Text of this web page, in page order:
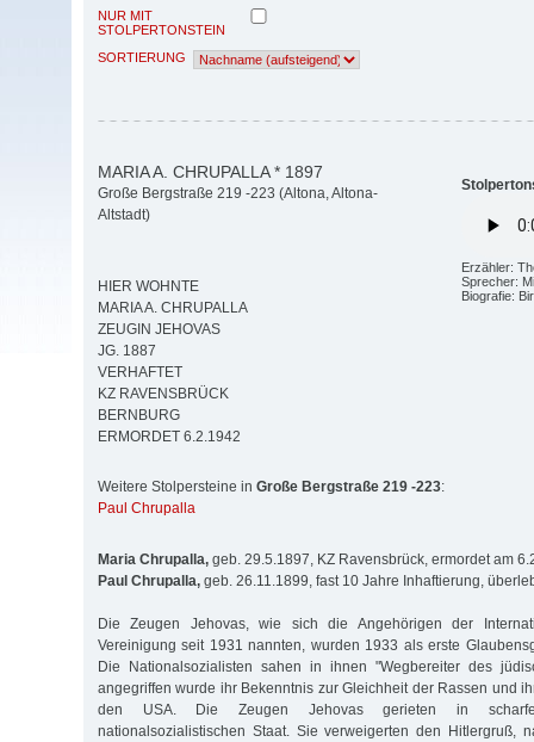
NUR MIT
STOLPERTONSTEIN
SORTIERUNG
Erzähler:
Sprecher:
Biografie:
MARIA A. CHRUPALLA * 1897
Große Bergstraße 219 -223 (Altona, Altona-
Altstadt)
HIER WOHNTE
MARIA A. CHRUPALLA
ZEUGIN JEHOVAS
JG. 1887
VERHAFTET
KZ RAVENSBRÜCK
BERNBURG
ERMORDET 6.2.1942
Weitere Stolpersteine in Große Bergstraße 219 -223:
Paul Chrupalla
Maria Chrupalla, geb. 29.5.1897, KZ Ravensbrück, ermordet am
Paul Chrupalla, geb. 26.11.1899, fast 10 Jahre Inhaftierung,
Die Zeugen Jehovas, wie sich die Angehörigen der
Vereinigung seit 1931 nannten, wurden 1933 als erste
Die Nationalsozialisten sahen in ihnen "Wegbereiter des
angegriffen wurde ihr Bekenntnis zur Gleichheit der Rassen und
den USA. Die Zeugen Jehovas gerieten in
nationalsozialistischen Staat. Sie verweigerten den Hitlergruß,